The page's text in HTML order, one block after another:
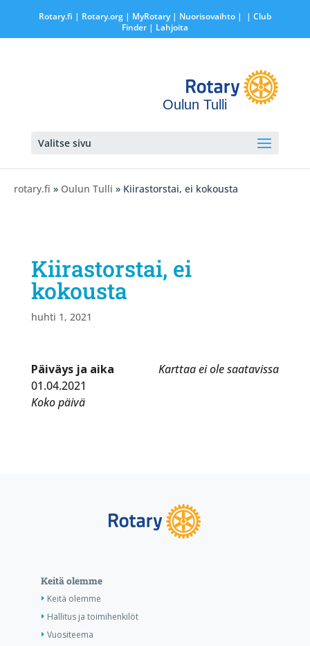
Rotary.fi | Rotary.org| MyRotary | Nuorisovaihto|
| Club
Finder| Lahjoita
Oulun Tulli
Valitse sivu
rotary.fi » Oulun Tulli » Kiirastorstai, ei kokousta
Kiirastorstai, ei
kokousta
huhti 1, 2021
Karttaa ei ole saatavissa
Päiväys ja aika
01.04.2021
Koko päivä
Keitä olemme
Keitä olemme
Hallitus ja toimihenkilöt
Vuositeema